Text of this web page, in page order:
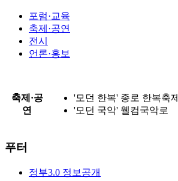
포럼·교육
축제·공연
전시
언론·홍보
축제·공
연
'모던 한복' 종로 한복축제
'모던 국악' 웰컴국악로
푸터
정부3.0 정보공개